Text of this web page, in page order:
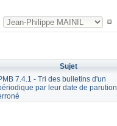
Sujet
7.4.1 - Tri des bulletins d'un
par leur date de parution